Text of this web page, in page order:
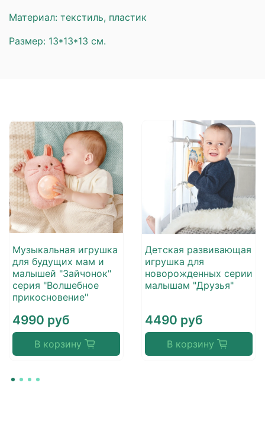
Материал: текстиль, пластик
Размер: 13*13*13 см.
Музыкальная игрушка
для будущих мам и
малышей "Зайчонок"
серия "Волшебное
прикосновение"
4990 руб
В корзину
Детская развивающая
игрушка для
новорожденных серии
малышам "Друзья"
4490 руб
В корзину